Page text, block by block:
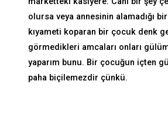
olursa veya annesinin alamadığı
kıyameti koparan bir çocuk denk
görmedikleri amcaları onları
yaparım bunu. Bir çocuğun içten
paha biçilemezdir çünkü.